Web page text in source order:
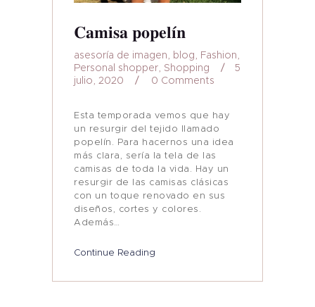
Camisa popelín
asesoría de imagen, blog, Fashion,
Personal shopper, Shopping
5
julio, 2020
0 Comments
Esta temporada vemos que hay
un resurgir del tejido llamado
popelín. Para hacernos una idea
más clara, sería la tela de las
camisas de toda la vida. Hay un
resurgir de las camisas clásicas
con un toque renovado en sus
diseños, cortes y colores.
Además…
Continue Reading